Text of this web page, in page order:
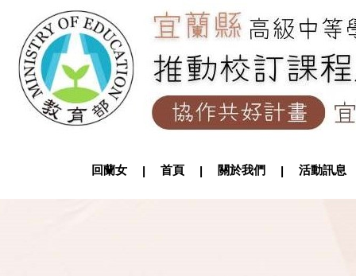
回蘭女 | 首頁 | 關於我們 | 活動訊